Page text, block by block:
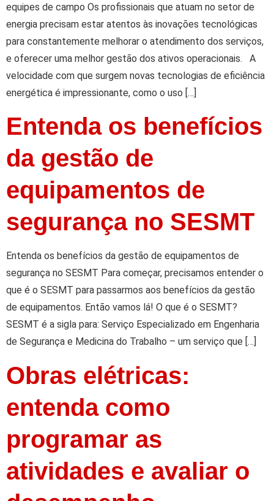
equipes de campo Os profissionais que atuam no setor de
energia precisam estar atentos às inovações tecnológicas
para constantemente melhorar o atendimento dos serviços,
e oferecer uma melhor gestão dos ativos operacionais. A
velocidade com que surgem novas tecnologias de eficiência
energética é impressionante, como o uso […]
Entenda os benefícios
da gestão de
equipamentos de
segurança no SESMT
Entenda os benefícios da gestão de equipamentos de
segurança no SESMT Para começar, precisamos entender o
que é o SESMT para passarmos aos benefícios da gestão
de equipamentos. Então vamos lá! O que é o SESMT?
SESMT é a sigla para: Serviço Especializado em Engenharia
de Segurança e Medicina do Trabalho – um serviço que […]
Obras elétricas:
entenda como
programar as
atividades e avaliar o